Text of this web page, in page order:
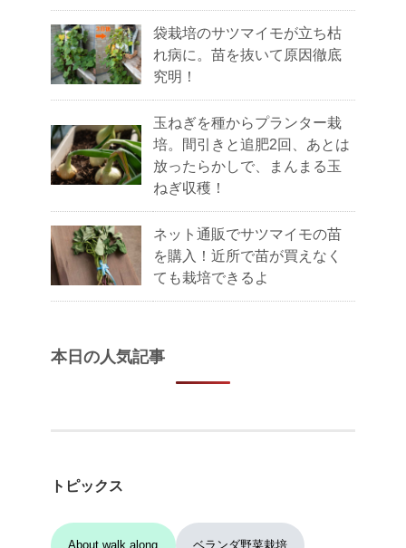
袋栽培のサツマイモが立ち枯
れ病に。苗を抜いて原因徹底
究明！
玉ねぎを種からプランター栽
培。間引きと追肥2回、あとは
放ったらかしで、まんまる玉
ねぎ収穫！
ネット通販でサツマイモの苗
を購入！近所で苗が買えなく
ても栽培できるよ
本日の人気記事
トピックス
About walk along ベランダ野菜栽培